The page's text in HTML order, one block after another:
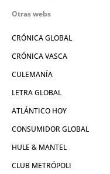
Otras webs
CRÓNICA GLOBAL
CRÓNICA VASCA
CULEMANÍA
LETRA GLOBAL
ATLÁNTICO HOY
CONSUMIDOR GLOBAL
HULE & MANTEL
CLUB METRÓPOLI